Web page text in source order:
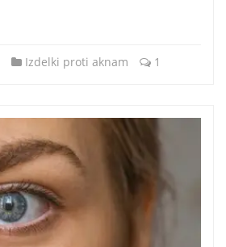
Izdelki proti aknam 1